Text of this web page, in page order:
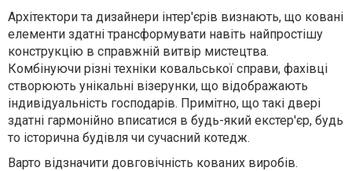
Архітектори та дизайнери інтер'єрів визнають, що ковані
елементи здатні трансформувати навіть найпростішу
конструкцію в справжній витвір мистецтва.
Комбінуючи різні техніки ковальської справи, фахівці
створюють унікальні візерунки, що відображають
індивідуальність господарів. Примітно, що такі двері
здатні гармонійно вписатися в будь-який екстер'єр, будь
то історична будівля чи сучасний котедж.
Варто відзначити довговічність кованих виробів.